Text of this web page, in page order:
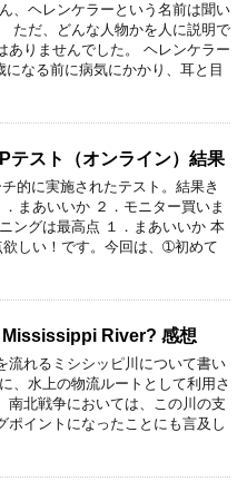
、ヘレンケラーという名前は聞い
ただ、どんな人物かを人に説明で
ありませんでした。 ヘレンケラー
になる前に病気にかかり、耳と目
テスト（オンライン）結果
的に実施されたテスト。結果き
まあいいか ２．モニター買いま
ングは最高点 １．まあいいか 本
しい！です。今回は、➀初めて
River? 感想
流れるミシシッピ川について書い
、水上の物流ルートとして利用さ
南北戦争においては、この川の支
ポイントになったことにも言及し